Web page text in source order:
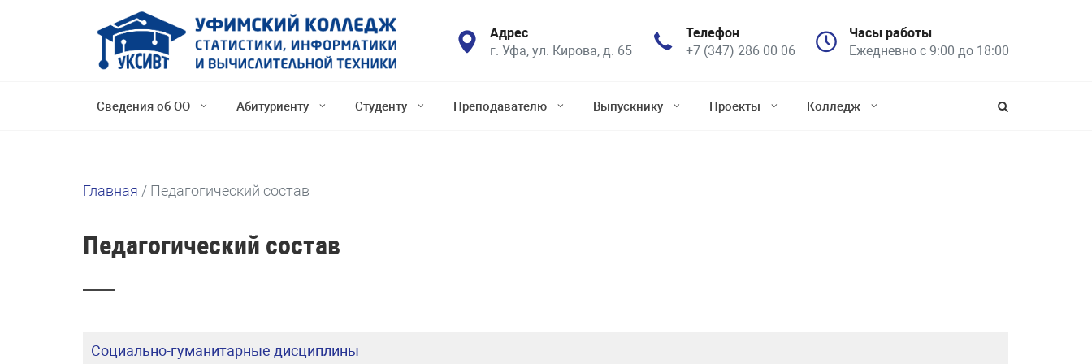
Адрес
г. Уфа, ул. Кирова, д. 65
Телефон
+7 (347) 286 00 06
Часы работы
Ежедневно с 9:00 до 18:00
Сведения об ОО Абитуриенту Студенту Преподавателю Выпускнику Проекты Колледж
Главная / Педагогический состав
Педагогический состав
Социально-гуманитарные дисциплины